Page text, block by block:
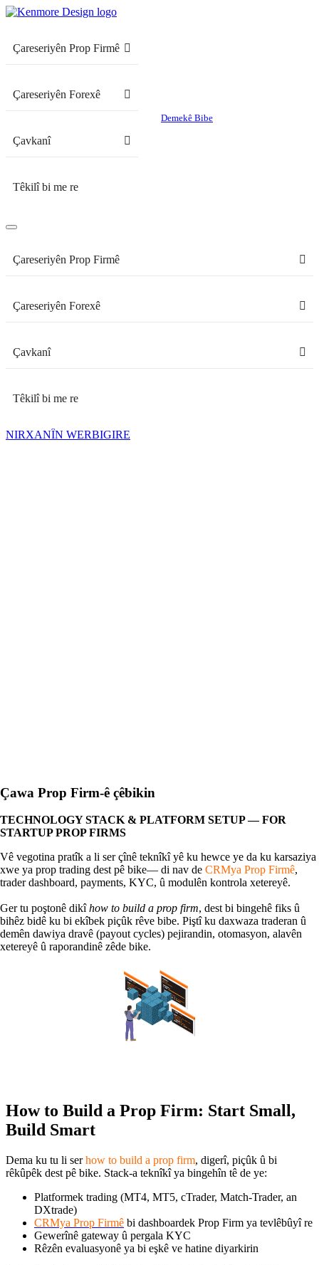
Çareseriyên Prop Firmê
Çareseriyên Forexê
Çavkanî
Têkilî bi me re
Demekê Bibe
Çareseriyên Prop Firmê
Çareseriyên Forexê
Çavkanî
Têkilî bi me re
NIRXANÎN WERBIGIRE
Çawa Prop Firm-ê çêbikin
TECHNOLOGY STACK & PLATFORM SETUP — FOR
STARTUP PROP FIRMS
Vê vegotina pratîk a li ser çînê teknîkî yê ku hewce ye da ku karsaziya
xwe ya prop trading dest pê bike— di nav de CRMya Prop Firmê,
trader dashboard, payments, KYC, û modulên kontrola xetereyê.
Ger tu poştonê dikîhow to build a prop firm, dest bi bingehê fiks û
bihêz bidê ku bi ekîbek piçûk rêve bibe. Piştî ku daxwaza traderan û
demên dawiya dravê (payout cycles) pejirandin, otomasyon, alavên
xetereyê û raporandinê zêde bike.
How to Build a Prop Firm: Start Small,
Build Smart
Dema ku tu li serhow to build a prop firm, digerî, piçûk û bi
rêkûpêk dest pê bike. Stack-a teknîkî ya bingehîn tê de ye:
Platformek trading (MT4, MT5, cTrader, Match-Trader, an
DXtrade)
CRMya Prop Firmê bi dashboardek Prop Firm ya tevlêbûyî re
Gewerînê gateway û pergala KYC
Rêzên evaluasyonê ya bi eşkê ve hatine diyarkirin